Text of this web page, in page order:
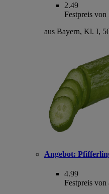
2.49
Festpreis von
aus Bayern, Kl. I,
Angebot:
4.99
Festpreis von